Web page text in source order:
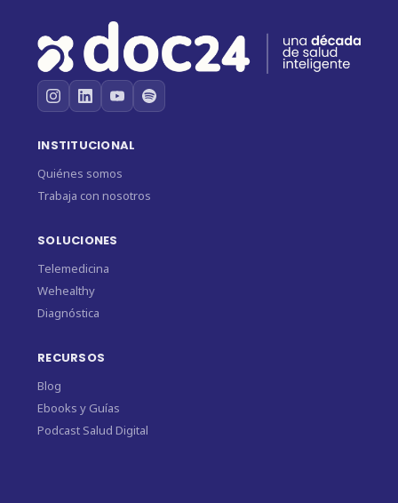
INSTITUCIONAL
Quiénes somos
Trabaja con nosotros
SOLUCIONES
Telemedicina
Wehealthy
Diagnóstica
RECURSOS
Blog
Ebooks y Guías
Podcast Salud Digital